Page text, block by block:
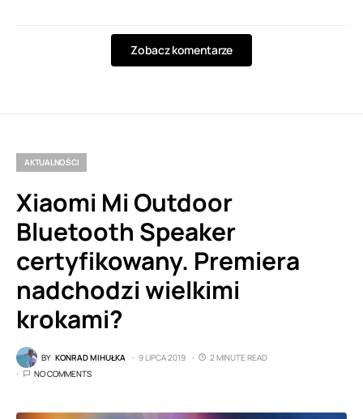
Zobacz komentarze
AKTUALNOŚCI
Xiaomi Mi Outdoor
Bluetooth Speaker
certyfikowany. Premiera
nadchodzi wielkimi
krokami?
BY KONRAD MIHUŁKA 9 LIPCA 2019
2 MINUTE READ
NO COMMENTS